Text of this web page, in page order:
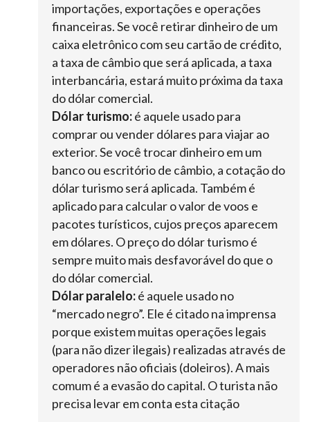
importações, exportações e operações
financeiras. Se você retirar dinheiro de um
caixa eletrônico com seu cartão de crédito,
a taxa de câmbio que será aplicada, a taxa
interbancária, estará muito próxima da taxa
do dólar comercial.
Dólar turismo:é aquele usado para
comprar ou vender dólares para viajar ao
exterior. Se você trocar dinheiro em um
banco ou escritório de câmbio, a cotação do
dólar turismo será aplicada. Também é
aplicado para calcular o valor de voos e
pacotes turísticos, cujos preços aparecem
em dólares. O preço do dólar turismo é
sempre muito mais desfavorável do que o
do dólar comercial.
Dólar paralelo:é aquele usado no
“mercado negro”. Ele é citado na imprensa
porque existem muitas operações legais
(para não dizer ilegais) realizadas através de
operadores não oficiais (doleiros). A mais
comum é a evasão do capital. O turista não
precisa levar em conta esta citação